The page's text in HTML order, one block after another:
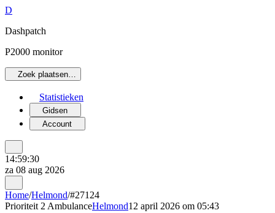
D
Dashpatch
P2000 monitor
Zoek plaatsen…
Statistieken
Gidsen
Account
14:59:30
za 08 aug 2026
Home/Helmond/#27124
Prioriteit 2 AmbulanceHelmond12 april 2026 om 05:43